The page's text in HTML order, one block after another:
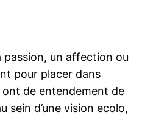
un affection ou
pour placer dans
ont de entendement de
d’une vision ecolo,